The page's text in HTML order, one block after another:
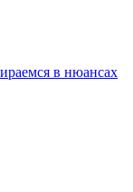
в нюансах